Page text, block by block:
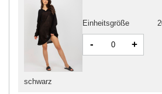
schwarz
Einheitsgröße
- +